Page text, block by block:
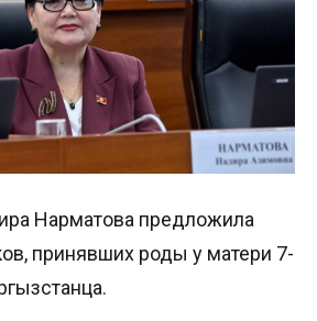
Нарматова предложила
принявших роды у матери 7-